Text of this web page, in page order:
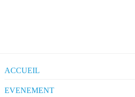
ACCUEIL
EVENEMENT